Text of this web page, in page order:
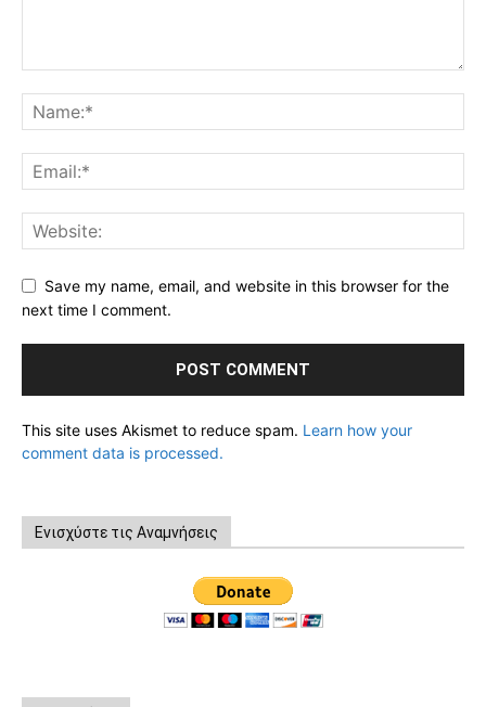
Save my name, email, and website in this browser for the
next time I comment.
This site uses Akismet to reduce spam. Learn how your
comment data is processed.
Ενισχύστε τις Αναμνήσεις